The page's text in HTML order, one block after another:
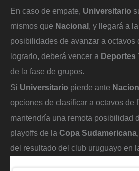
En caso de empate, Universitario
mismos que Nacional, y llegará a
posibilidades de avanzar a octavos
lograrlo, deberá vencer a Deportes
de la fase de grupos.
Si Universitario pierde ante
opciones de clasificar a octavos de
mantendría una remota posibilidad
playoffs de la Copa Sudamericana
del resultado del club uruguayo en